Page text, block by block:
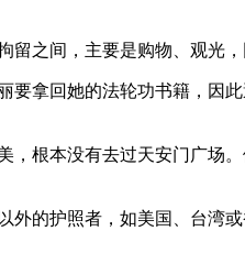
之间，主要是购物、观光
拿回她的法轮功书籍，因
根本没有去过天安门广场
的护照者，如美国、台湾